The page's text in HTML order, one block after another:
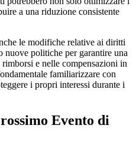
a una riduzione consistente
le modifiche relative ai diritti
nuove politiche per garantire una
e nelle compensazioni in
familiarizzare con
i propri interessi durante i
Evento di